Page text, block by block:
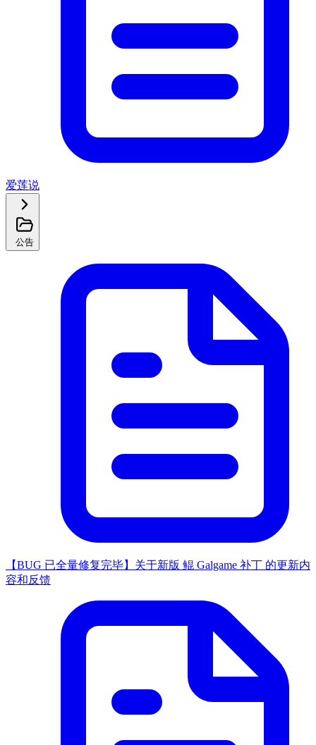
爱莲说
公告
【BUG 已全量修复完毕】关于新版 鲲 Galgame 补丁 的更新内
容和反馈